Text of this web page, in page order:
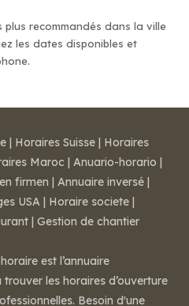
recommandés dans la ville
les dates disponibles et
| Horaires Suisse | Horaires
Maroc | Anuario-horario |
firmen | Annuaire inversé |
USA | Horaire societe |
| Gestion de chantier
est l’annuaire
les horaires d’ouverture
Besoin d'une